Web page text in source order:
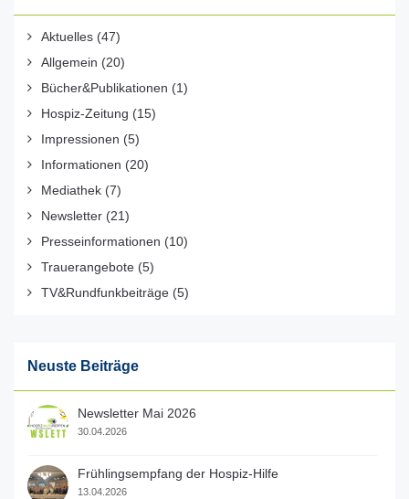
Aktuelles (47)
Allgemein (20)
Bücher&Publikationen (1)
Hospiz-Zeitung (15)
Impressionen (5)
Informationen (20)
Mediathek (7)
Newsletter (21)
Presseinformationen (10)
Trauerangebote (5)
TV&Rundfunkbeiträge (5)
Neuste Beiträge
Newsletter Mai 2026
30.04.2026
Frühlingsempfang der Hospiz-Hilfe
13.04.2026